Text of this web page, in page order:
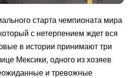
старта чемпионата мира
с нетерпением ждет вся
в истории принимают три
Мексики, одного из хозяев
и тревожные